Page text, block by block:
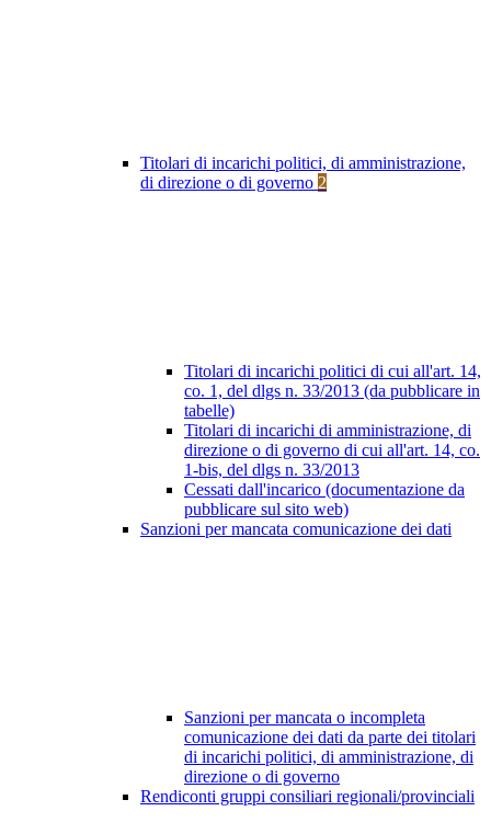
Titolari di incarichi politici, di amministrazione,
di direzione o di governo 2
Titolari di incarichi politici di cui all'art. 14,
co. 1, del dlgs n. 33/2013 (da pubblicare in
tabelle)
Titolari di incarichi di amministrazione, di
direzione o di governo di cui all'art. 14, co.
1-bis, del dlgs n. 33/2013
Cessati dall'incarico (documentazione da
pubblicare sul sito web)
Sanzioni per mancata comunicazione dei dati
Sanzioni per mancata o incompleta
comunicazione dei dati da parte dei titolari
di incarichi politici, di amministrazione, di
direzione o di governo
Rendiconti gruppi consiliari regionali/provinciali